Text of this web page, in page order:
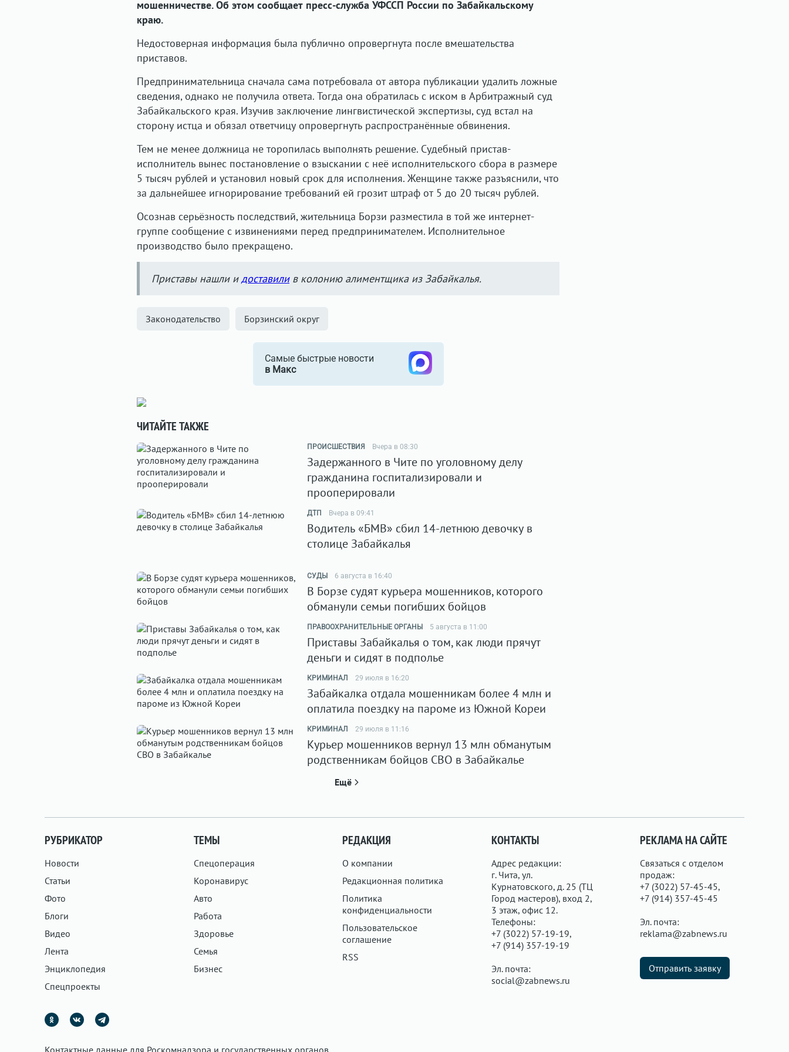
мошенничестве. Об этом сообщает пресс-служба УФССП России по Забайкальскому
краю.
Недостоверная информация была публично опровергнута после вмешательства
приставов.
Предпринимательница сначала сама потребовала от автора публикации удалить ложные
сведения, однако не получила ответа. Тогда она обратилась с иском в Арбитражный суд
Забайкальского края. Изучив заключение лингвистической экспертизы, суд встал на
сторону истца и обязал ответчицу опровергнуть распространённые обвинения.
Тем не менее должница не торопилась выполнять решение. Судебный пристав-
исполнитель вынес постановление о взыскании с неё исполнительского сбора в размере
5 тысяч рублей и установил новый срок для исполнения. Женщине также разъяснили, что
за дальнейшее игнорирование требований ей грозит штраф от 5 до 20 тысяч рублей.
Осознав серьёзность последствий, жительница Борзи разместила в той же интернет-
группе сообщение с извинениями перед предпринимателем. Исполнительное
производство было прекращено.
Приставы нашли идоставилив колонию алиментщика из Забайкалья.
Законодательство Борзинский округ
Самые быстрые новости
в Макс
ЧИТАЙТЕ ТАКЖЕ
ПРОИСШЕСТВИЯ Вчера в 08:30
Задержанного в Чите по уголовному делу
гражданина госпитализировали и
прооперировали
ДТП Вчера в 09:41
Водитель «БМВ» сбил 14-летнюю девочку в
столице Забайкалья
СУДЫ 6 августа в 16:40
В Борзе судят курьера мошенников, которого
обманули семьи погибших бойцов
ПРАВООХРАНИТЕЛЬНЫЕ ОРГАНЫ 5 августа в 11:00
Приставы Забайкалья о том, как люди прячут
деньги и сидят в подполье
КРИМИНАЛ 29 июля в 16:20
Забайкалка отдала мошенникам более 4 млн и
оплатила поездку на пароме из Южной Кореи
КРИМИНАЛ 29 июля в 11:16
Курьер мошенников вернул 13 млн обманутым
родственникам бойцов СВО в Забайкалье
Ещё
РУБРИКАТОР
Новости
Статьи
Фото
Блоги
Видео
Лента
Энциклопедия
Спецпроекты
ТЕМЫ
Спецоперация
Коронавирус
Авто
Работа
Здоровье
Семья
Бизнес
РЕДАКЦИЯ
О компании
Редакционная политика
Политика
конфиденциальности
Пользовательское
соглашение
RSS
КОНТАКТЫ
Адрес редакции:
г. Чита, ул.
Курнатовского, д. 25 (ТЦ
Город мастеров), вход 2,
3 этаж, офис 12.
Телефоны:
+7 (3022) 57-19-19,
+7 (914) 357-19-19
Эл. почта:
social@zabnews.ru
РЕКЛАМА НА САЙТЕ
Связаться с отделом
продаж:
+7 (3022) 57-45-45,
+7 (914) 357-45-45
Эл. почта:
reklama@zabnews.ru
Отправить заявку
Контактные данные для Роскомнадзора и государственных органов